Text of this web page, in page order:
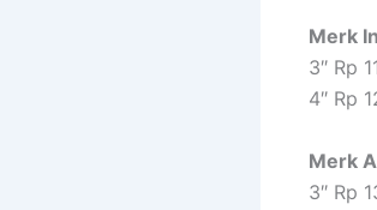
Merk
3″ Rp
4″ Rp
Merk
3″ Rp